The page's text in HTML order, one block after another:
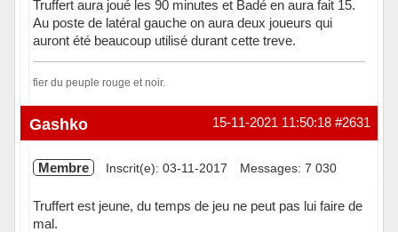
Truffert aura joué les 90 minutes et Badé en aura fait 15.
Au poste de latéral gauche on aura deux joueurs qui
auront été beaucoup utilisé durant cette treve.
fier du peuple rouge et noir.
Hors ligne #2631
15-11-2021 11:50:18
Gashko
Membre Inscrit(e): 03-11-2017 Messages: 7 030
Truffert est jeune, du temps de jeu ne peut pas lui faire de
mal.